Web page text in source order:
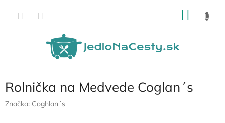
Rolnička na Medvede Coglan´s
Značka: Coghlan´s